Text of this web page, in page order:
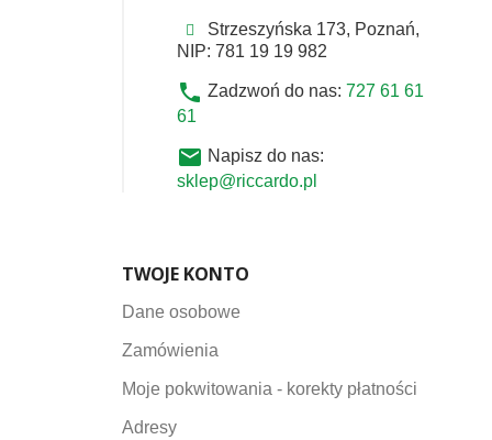
Strzeszyńska 173, Poznań,
NIP: 781 19 19 982
phone Zadzwoń do nas: 727 61 61
61
email Napisz do nas:
sklep@riccardo.pl
TWOJE KONTO
Dane osobowe
Zamówienia
Moje pokwitowania - korekty płatności
Adresy